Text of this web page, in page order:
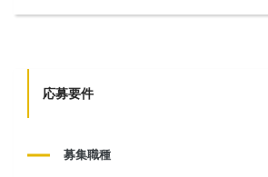
応募要件
募集職種